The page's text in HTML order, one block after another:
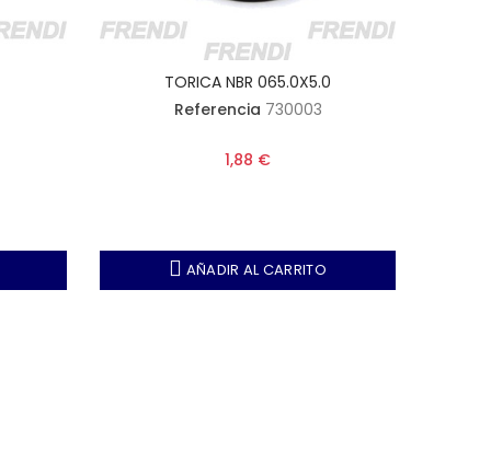
TORICA NBR 065.0X5.0
Referencia 730003
1,88 €
AÑADIR AL CARRITO